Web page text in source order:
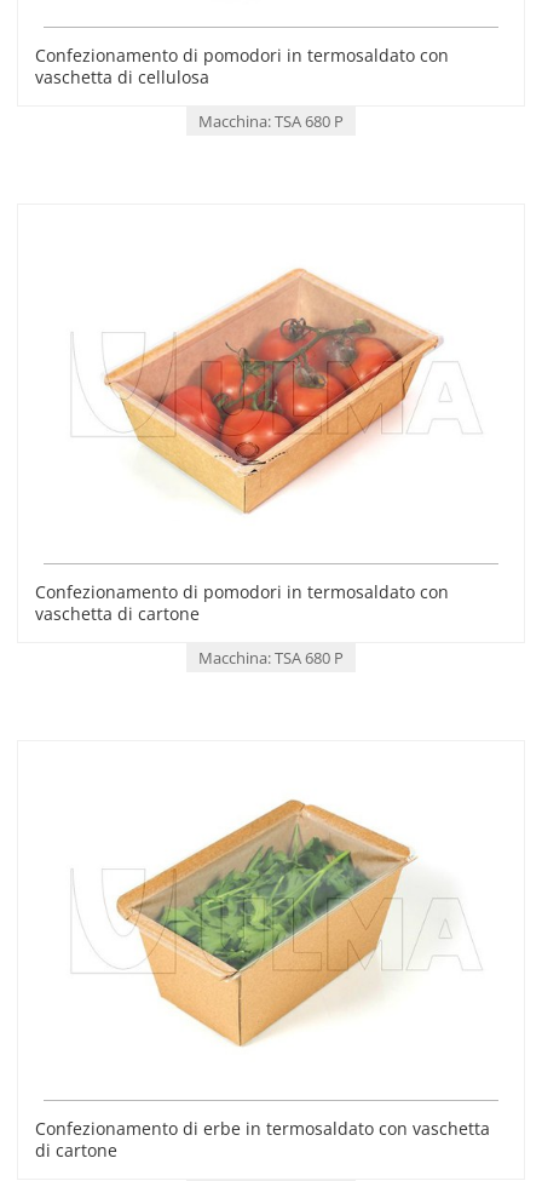
Confezionamento di pomodori in termosaldato con
vaschetta di cellulosa
Macchina: TSA 680 P
Confezionamento di pomodori in termosaldato con
vaschetta di cartone
Macchina: TSA 680 P
Confezionamento di erbe in termosaldato con vaschetta
di cartone